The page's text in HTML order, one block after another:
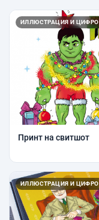
ИЛЛЮСТРАЦИЯ И
Принт на свитшот
ИЛЛЮСТРАЦИЯ И